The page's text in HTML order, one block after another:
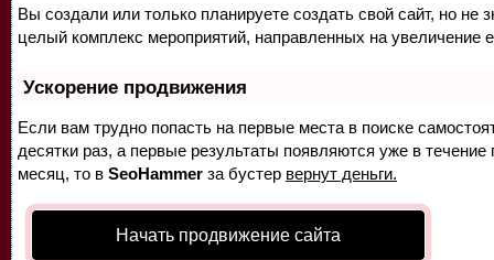
Вы создали или только планируете создать свой сайт, но не
целый комплекс мероприятий, направленных на увеличение
Ускорение продвижения
Если вам трудно попасть на первые места в поиске
десятки раз, а первые результаты появляются уже в
месяц, то в SeoHammer за бустер вернут деньги.
Начать продвижение сайта